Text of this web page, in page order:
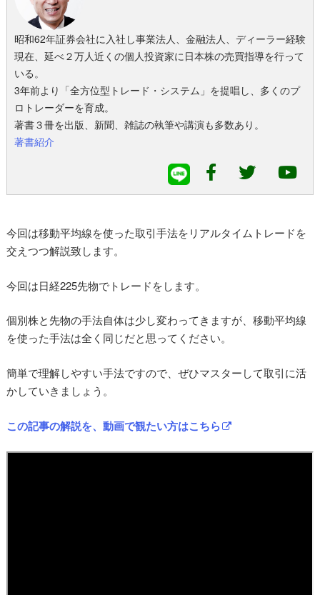
昭和62年証券会社に入社し事業法人、金融法人、ディーラー経験
現在、延べ２万人近くの個人投資家に日本株の売買指導を行って
いる。
3年前より「全方位型トレード・システム」を提唱し、多くのプ
ロトレーダーを育成。
著書３冊を出版、新聞、雑誌の執筆や講演も多数あり。
著書紹介
今回は移動平均線を使った取引手法をリアルタイムトレードを
交えつつ解説致します。
今回は日経225先物でトレードをします。
個別株と先物の手法自体は少し変わってきますが、移動平均線
を使った手法は全く同じだと思ってください。
簡単で理解しやすい手法ですので、ぜひマスターして取引に活
かしていきましょう。
この記事の解説を、動画で観たい方はこちら